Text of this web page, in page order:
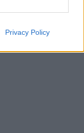
Privacy Policy